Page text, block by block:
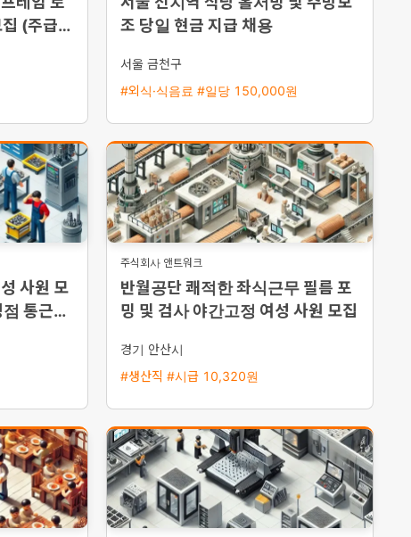
(주급
조 당일 현금 지급 채용
서울 금천구
#외식·식음료 #일당 150,000원
사원 모
통근버
주식회사 앤트워크
반월공단 쾌적한 좌식근무 필름 포
밍 및 검사 야간고정 여성 사원 모집
경기 안산시
#생산직 #시급 10,320원